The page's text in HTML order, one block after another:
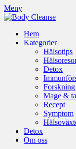
Meny
Hem
Kategorier
Hälsotips
Detox
Mage &
Recept
Symptom
Detox
Om oss